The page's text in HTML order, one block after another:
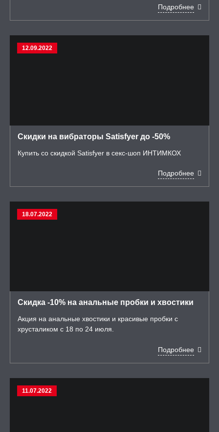
Подробнее
12.09.2022
Скидки на вибраторы Satisfyer до -50%
Купить со скидкой Satisfyer в секс-шоп ИНТИМКОХ
Подробнее
18.07.2022
Скидка -10% на анальные пробки и хвостики
Акция на анальные хвостики и красивые пробки с
хрусталиком с 18 по 24 июля.
Подробнее
11.07.2022